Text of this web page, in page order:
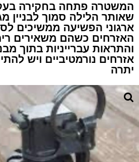
המשטרה פתחה בחקירה
שאותר הלילה סמוך לבניין
ארגוני הפשיעה ממשיכים
האזרחים כשהם משאירים
והתראות עברייניות בתוך
אזרחים נורמטיביים ויש
יתרה